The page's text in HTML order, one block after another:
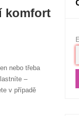
komfort
nebo třeba
–
v případě